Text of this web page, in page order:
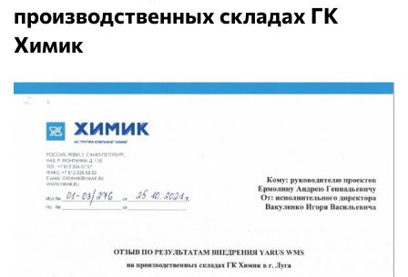
производственных складах ГК
Химик